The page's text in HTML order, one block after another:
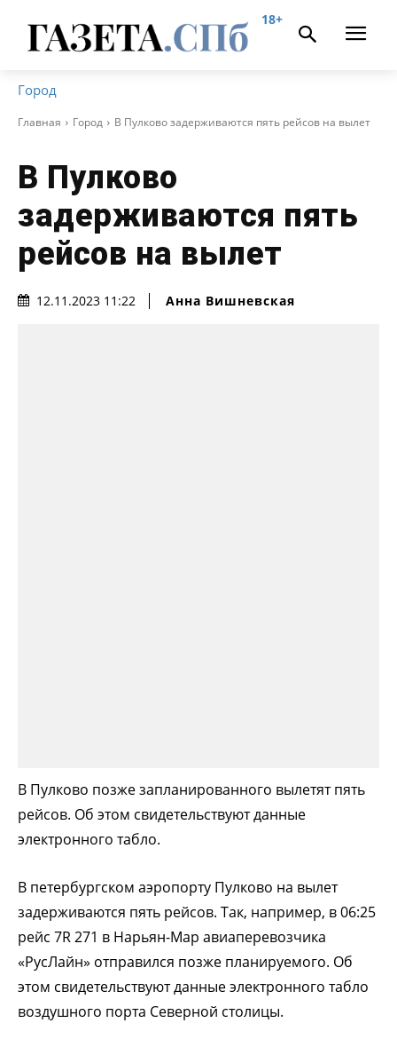
18+
Город
Главная Город В Пулково задерживаются пять рейсов на вылет
В Пулково
задерживаются пять
рейсов на вылет
12.11.2023 11:22 Анна Вишневская
В Пулково позже запланированного вылетят пять
рейсов. Об этом свидетельствуют данные
электронного табло.
В петербургском аэропорту Пулково на вылет
задерживаются пять рейсов. Так, например, в 06:25
рейс 7R 271 в Нарьян-Мар авиаперевозчика
«РусЛайн» отправился позже планируемого. Об
этом свидетельствуют данные электронного табло
воздушного порта Северной столицы.